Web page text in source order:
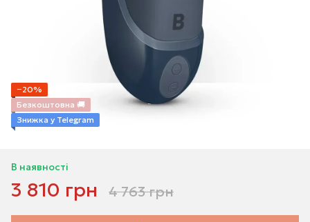
−20%
Безкоштовна 🚚
Знижка у Telegram
В наявності
3 810 грн 4 763 грн